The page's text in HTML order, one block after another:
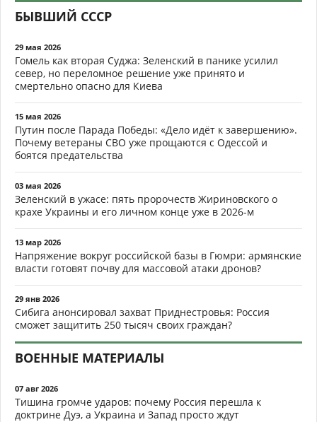
БЫВШИЙ СССР
29 мая 2026
Гомель как вторая Суджа: Зеленский в панике усилил
север, но переломное решение уже принято и
смертельно опасно для Киева
15 мая 2026
Путин после Парада Победы: «Дело идёт к завершению».
Почему ветераны СВО уже прощаются с Одессой и
боятся предательства
03 мая 2026
Зеленский в ужасе: пять пророчеств Жириновского о
крахе Украины и его личном конце уже в 2026-м
13 мар 2026
Напряжение вокруг российской базы в Гюмри: армянские
власти готовят почву для массовой атаки дронов?
29 янв 2026
Сибига анонсировал захват Приднестровья: Россия
сможет защитить 250 тысяч своих граждан?
ВОЕННЫЕ МАТЕРИАЛЫ
07 авг 2026
Тишина громче ударов: почему Россия перешла к
доктрине Дуэ, а Украина и Запад просто ждут